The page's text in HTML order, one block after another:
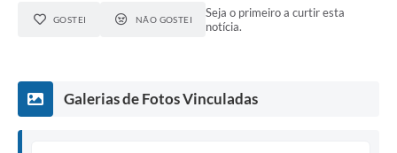
GOSTEI NÃO GOSTEI
Seja o primeiro a curtir esta
notícia.
Galerias de Fotos Vinculadas